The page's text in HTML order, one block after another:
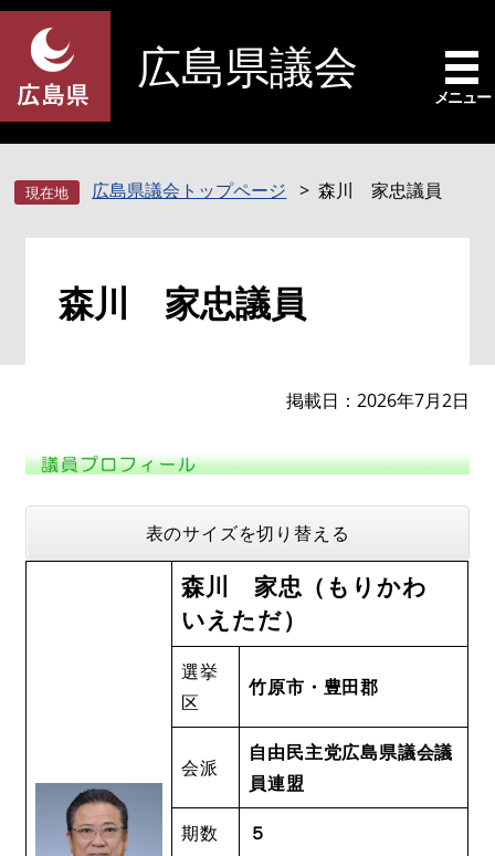
ペ
先
頭
す
メ
を
飛
し
広島県議会
メニュー
広島県議会トップページ 森川 家忠議員
森川 家忠議員
掲載日 2026年7月2日
表のサイズを切り替える
森川 家忠（もりかわ
いえただ）
選挙
区
竹原市・豊田郡
会派
自由民主党広島県議会議
員連盟
期数 ５